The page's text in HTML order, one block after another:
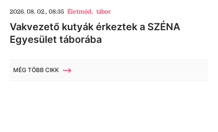
2026. 08. 02., 08:35 Életmód, tábor
Vakvezető kutyák érkeztek a SZÉNA
Egyesület táborába
MÉG TÖBB CIKK